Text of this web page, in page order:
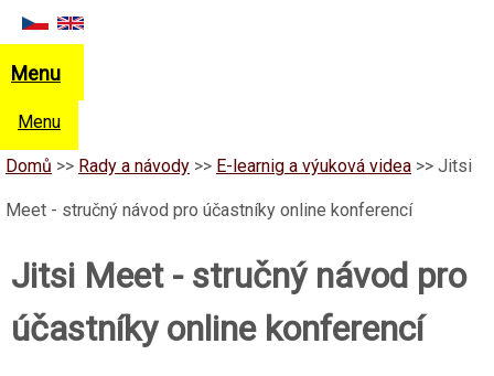
Menu
Menu
Domů >> Rady a návody >> E-learnig a výuková videa >> Jitsi
Meet - stručný návod pro účastníky online konferencí
Jitsi Meet - stručný návod pro
účastníky online konferencí